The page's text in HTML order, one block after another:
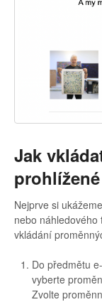
Jak
Nejprve si
nebo
vkládání
Do předmětu
vyberte
Zvolte